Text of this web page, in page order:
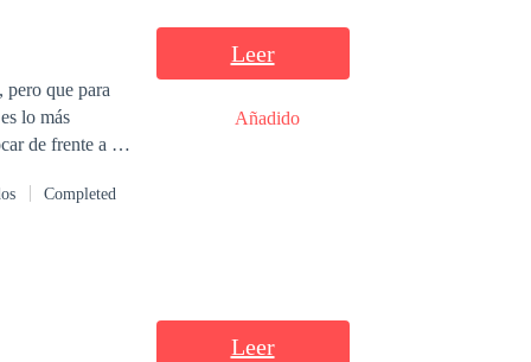
que para
lo más
de frente a la
escrito
de la
Completed
Leer
Añadido
Leer